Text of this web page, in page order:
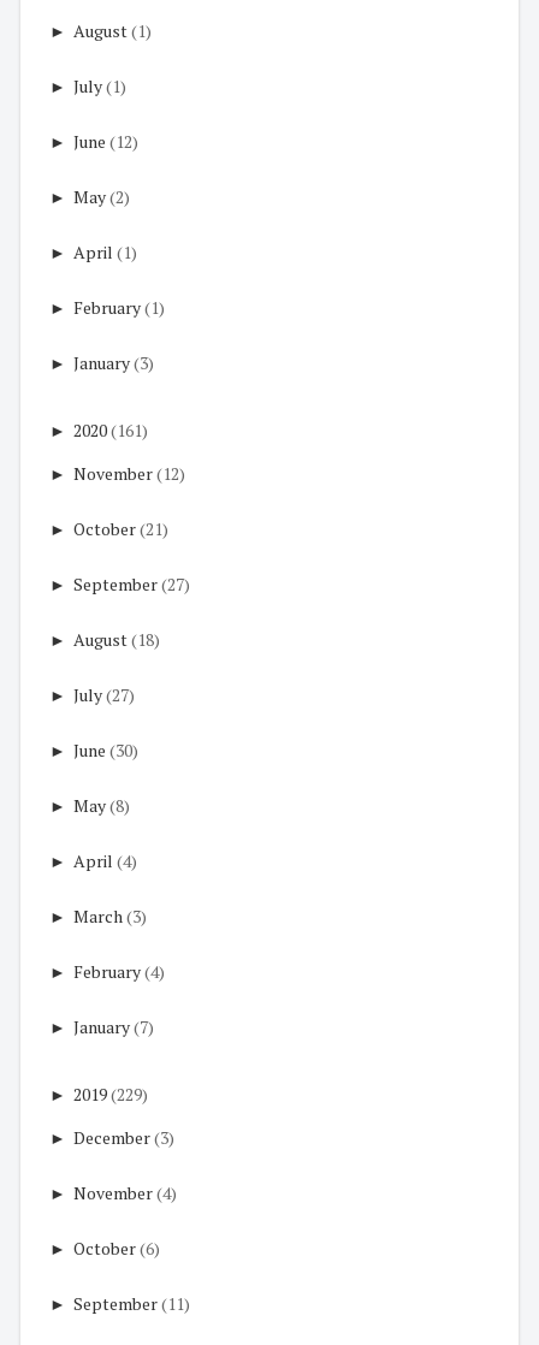
► August(1)
► July(1)
► June (12)
► May(2)
► April (1)
► February(1)
► January(3)
► 2020(161)
► November(12)
► October(21)
► September(27)
► August(18)
► July(27)
► June (30)
► May(8)
► April (4)
► March (3)
► February(4)
► January(7)
► 2019(229)
► December(3)
► November(4)
► October(6)
► September(11)